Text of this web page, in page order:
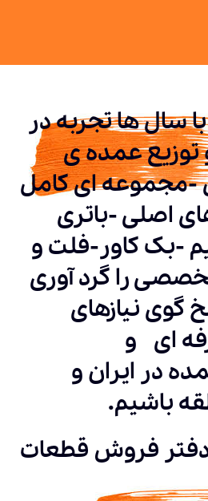
سال ها تجربه در
توزیع عمده ی
-مجموعه ای کامل
اصلی -باتری
-بک کاور-فلت و
را گرد آوری
گوی نیازهای
ای و
در ایران و
باشیم.
فروش قطعات